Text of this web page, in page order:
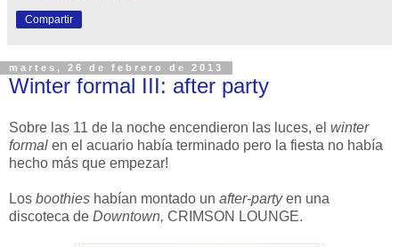
Compartir
martes, 26 de febrero de 2013
Winter formal III: after party
Sobre las 11 de la noche encendieron las luces, el winter
formal en el acuario había terminado pero la fiesta no había
hecho más que empezar!
Los boothies habían montado un after-partyen una
discoteca de Downtown, CRIMSON LOUNGE.